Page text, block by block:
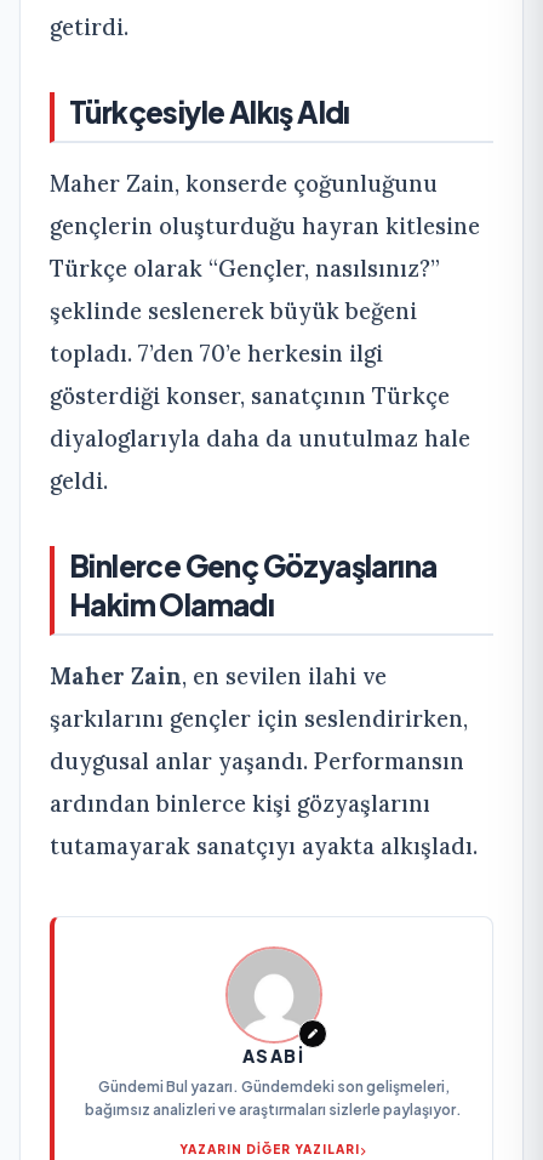
getirdi.
Türkçesiyle Alkış Aldı
Maher Zain, konserde çoğunluğunu
gençlerin oluşturduğu hayran kitlesine
Türkçe olarak “Gençler, nasılsınız?”
şeklinde seslenerek büyük beğeni
topladı. 7’den 70’e herkesin ilgi
gösterdiği konser, sanatçının Türkçe
diyaloglarıyla daha da unutulmaz hale
geldi.
Binlerce Genç Gözyaşlarına
Hakim Olamadı
Maher Zain, en sevilen ilahi ve
şarkılarını gençler için seslendirirken,
duygusal anlar yaşandı. Performansın
ardından binlerce kişi gözyaşlarını
tutamayarak sanatçıyı ayakta alkışladı.
ASABI
Gündemi Bul yazarı. Gündemdeki son gelişmeleri,
bağımsız analizleri ve araştırmaları sizlerle paylaşıyor.
YAZARIN DİĞER YAZILARI